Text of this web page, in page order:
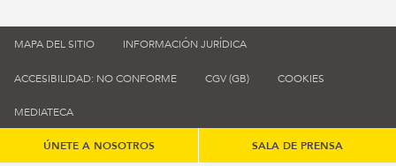
MAPA DEL SITIO INFORMACIÓN JURÍDICA
ACCESIBILIDAD: NO CONFORME CGV (GB) COOKIES
MEDIATECA
ÚNETE A NOSOTROS SALA DE PRENSA